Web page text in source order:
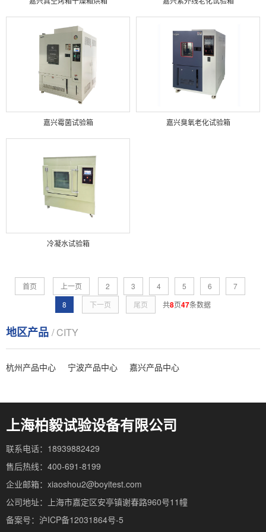
嘉兴霉菌试验箱 嘉兴臭氧老化试验箱
冷凝水试验箱
首页 上一页 2 3 4 5 6
7
8
下一页 尾页 共8页47条数据
地区产品 / CITY
杭州产品中心 宁波产品中心 嘉兴产品中心
上海柏毅试验设备有限公司
联系电话：18939882429
售后热线：400-691-8199
企业邮箱：xiaoshou2@boyitest.com
公司地址：上海市嘉定区安亭镇谢春路960号11幢
备案号：沪ICP备12031864号-5